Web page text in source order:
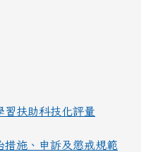
習扶助科技化評量
措施、申訴及懲戒規範